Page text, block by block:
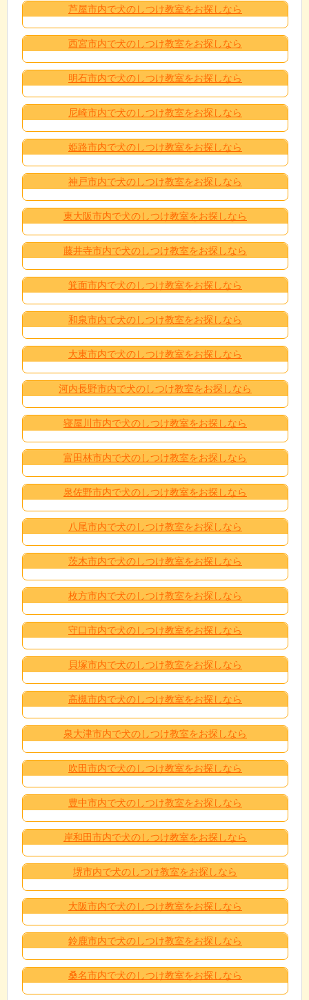
芦屋市内で犬のしつけ教室をお探しなら
西宮市内で犬のしつけ教室をお探しなら
明石市内で犬のしつけ教室をお探しなら
尼崎市内で犬のしつけ教室をお探しなら
姫路市内で犬のしつけ教室をお探しなら
神戸市内で犬のしつけ教室をお探しなら
東大阪市内で犬のしつけ教室をお探しなら
藤井寺市内で犬のしつけ教室をお探しなら
箕面市内で犬のしつけ教室をお探しなら
和泉市内で犬のしつけ教室をお探しなら
大東市内で犬のしつけ教室をお探しなら
河内長野市内で犬のしつけ教室をお探しなら
寝屋川市内で犬のしつけ教室をお探しなら
富田林市内で犬のしつけ教室をお探しなら
泉佐野市内で犬のしつけ教室をお探しなら
八尾市内で犬のしつけ教室をお探しなら
茨木市内で犬のしつけ教室をお探しなら
枚方市内で犬のしつけ教室をお探しなら
守口市内で犬のしつけ教室をお探しなら
貝塚市内で犬のしつけ教室をお探しなら
高槻市内で犬のしつけ教室をお探しなら
泉大津市内で犬のしつけ教室をお探しなら
吹田市内で犬のしつけ教室をお探しなら
豊中市内で犬のしつけ教室をお探しなら
岸和田市内で犬のしつけ教室をお探しなら
堺市内で犬のしつけ教室をお探しなら
大阪市内で犬のしつけ教室をお探しなら
鈴鹿市内で犬のしつけ教室をお探しなら
桑名市内で犬のしつけ教室をお探しなら